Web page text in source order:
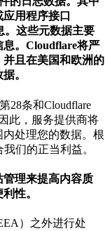
用程序接口
。这些元数据主要
。Cloudflare将严
且在美国和欧洲的
。
28条和Cloudflare
此，服务提供商将
处理您的数据。根
们的正当利益。
理来提高内容质
性。
）之外进行处